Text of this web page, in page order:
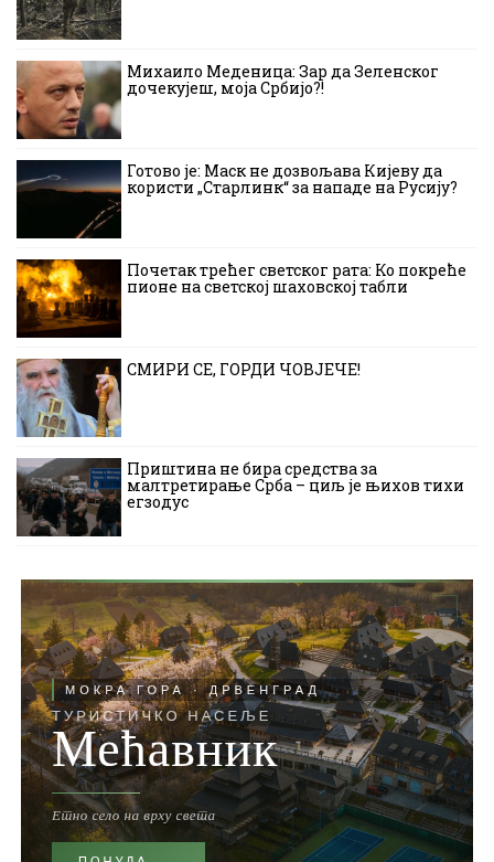
Михаило Меденица: Зар да Зеленског
дочекујеш, моја Србијо?!
Готово је: Маск не дозвољава Кијеву да
користи „Старлинк“ за нападе на Русију?
Почетак трећег светског рата: Ко покреће
пионе на светској шаховској табли
СМИРИ СЕ, ГОРДИ ЧОВЈЕЧЕ!
Приштина не бира средства за
малтретирање Срба – циљ је њихов тихи
егзодус